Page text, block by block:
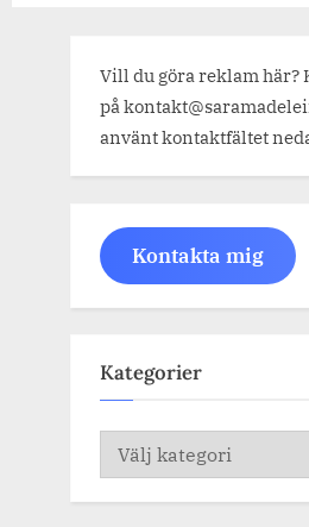
Vill du göra reklam här?
på
använt kontaktfältet
Kontakta mig
Kategorier
Kategorier